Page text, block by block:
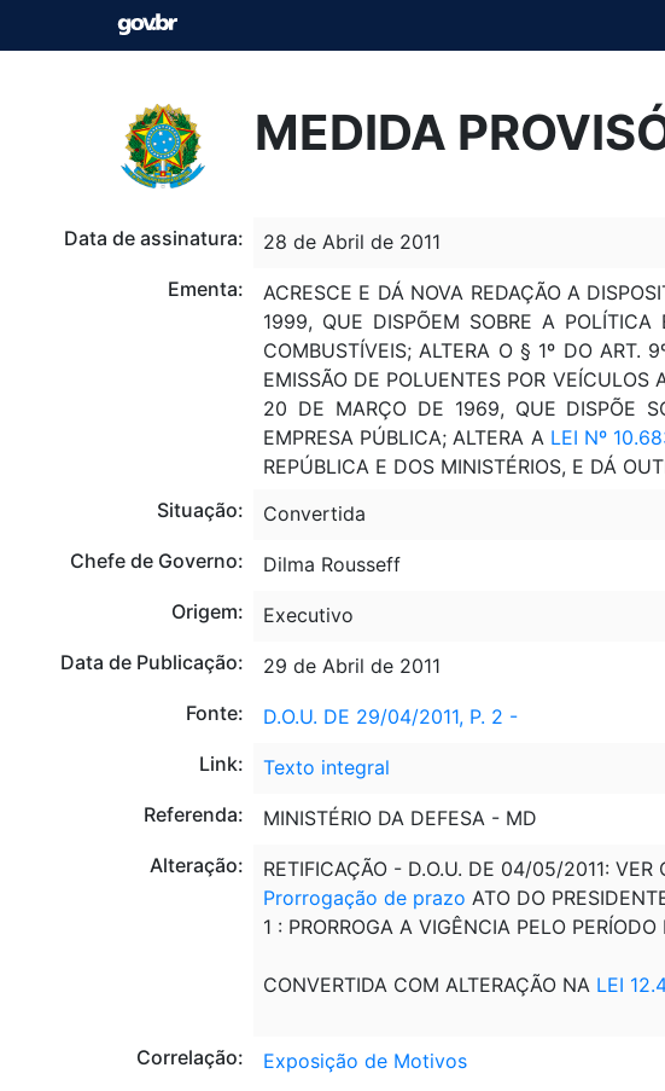
MEDIDA
Data de assinatura:
28 de Abril de 2011
Ementa:
ACRESCE E DÁ NOVA REDAÇÃO A
1999, QUE DISPÕEM SOBRE A
COMBUSTÍVEIS; ALTERA O § 1º DO ART.
EMISSÃO DE POLUENTES POR VEÍCULOS
20 DE MARÇO DE 1969, QUE DISPÕE
EMPRESA PÚBLICA; ALTERA A LEI Nº
REPÚBLICA E DOS MINISTÉRIOS, E DÁ
Situação:
Convertida
Chefe de Governo:
Dilma Rousseff
Origem:
Executivo
Data de Publicação:
29 de Abril de 2011
Fonte:
D.O.U. DE 29/04/2011, P. 2 -
Link:
Texto integral
Referenda:
MINISTÉRIO DA DEFESA - MD
Alteração:
RETIFICAÇÃO - D.O.U. DE 04/05/2011: VER
Prorrogação de prazo ATO DO
1 : PRORROGA A VIGÊNCIA PELO
CONVERTIDA COM ALTERAÇÃO NA LEI
Correlação: Exposição de Motivos